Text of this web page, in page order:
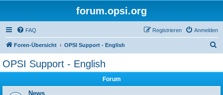
forum.opsi.org
FAQ Anmelden
Registrieren
Foren-Übersicht OPSI Support - English
OPSI Support - English
Forum
News